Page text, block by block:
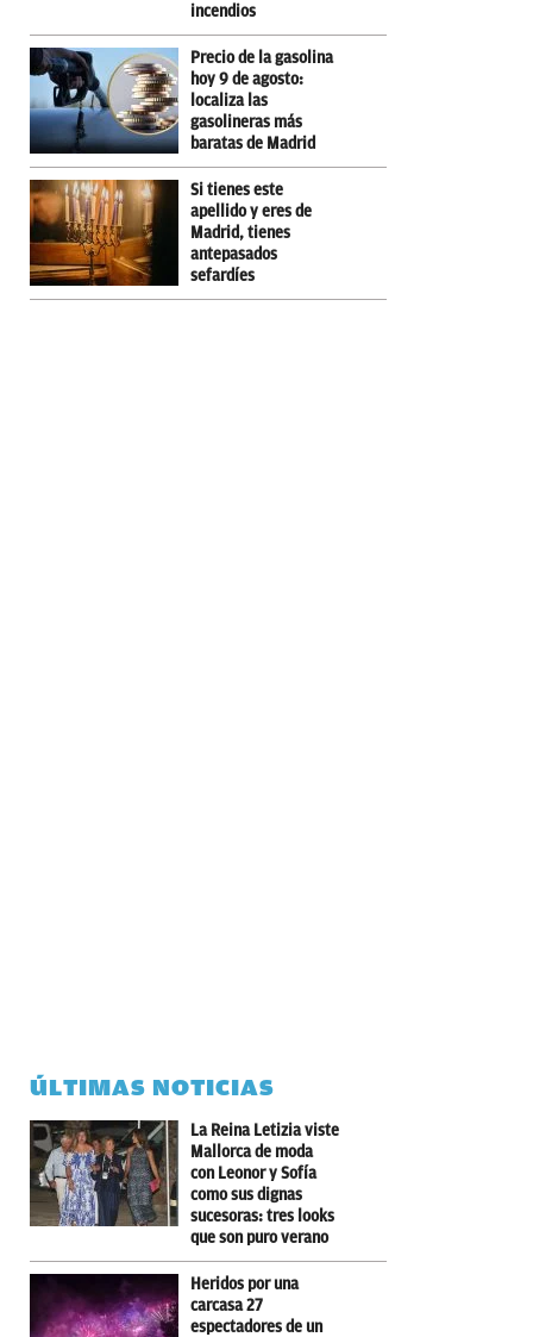
incendios
Precio de la gasolina
hoy 9 de agosto:
localiza las
gasolineras más
baratas de Madrid
Si tienes este
apellido y eres de
Madrid, tienes
antepasados
sefardíes
ÚLTIMAS NOTICIAS
La Reina Letizia viste
Mallorca de moda
con Leonor y Sofía
como sus dignas
sucesoras: tres looks
que son puro verano
Heridos por una
carcasa 27
espectadores de un